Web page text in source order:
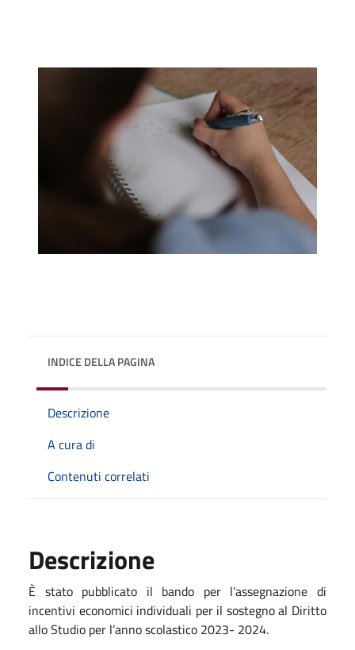
INDICE DELLA PAGINA
Descrizione
A cura di
Contenuti correlati
Descrizione
È stato pubblicato il bando per l’assegnazione di
incentivi economici individuali per il sostegno al Diritto
allo Studio per l’anno scolastico 2023- 2024.